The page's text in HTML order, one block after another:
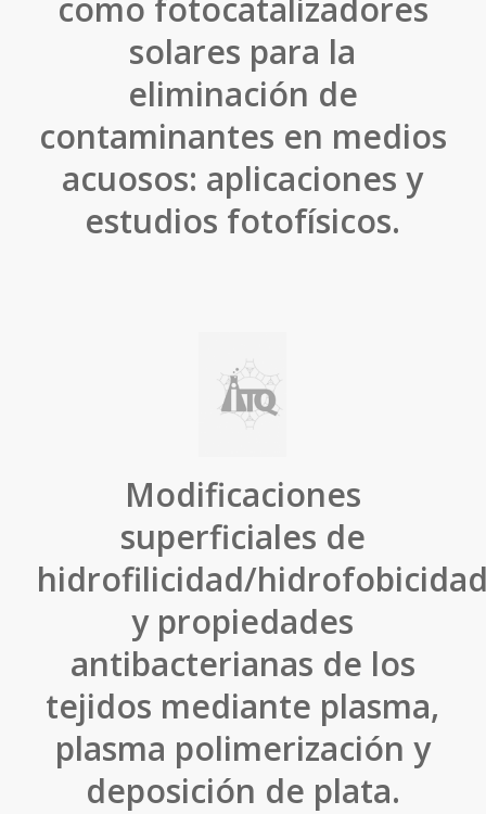
como fotocatalizadores
solares para la
eliminación de
contaminantes en medios
acuosos: aplicaciones y
estudios fotofísicos.
Modificaciones
superficiales de
hidrofilicidad/
y propiedades
antibacterianas de los
tejidos mediante plasma,
plasma polimerización y
deposición de plata.